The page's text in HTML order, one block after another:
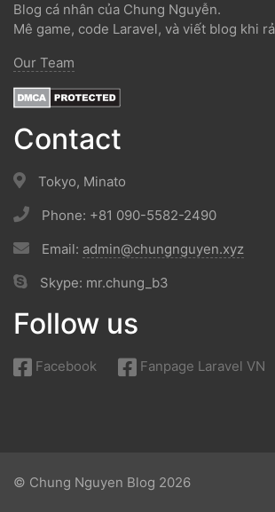
Blog cá nhân của Chung Nguyễn.
Mê game, code Laravel, và viết blog khi
Our Team
Contact
Tokyo, Minato
Phone: +81 090-5582-2490
Email: admin@chungnguyen.xyz
Skype: mr.chung_b3
Follow us
Facebook Fanpage Laravel VN
© Chung Nguyen Blog 2026